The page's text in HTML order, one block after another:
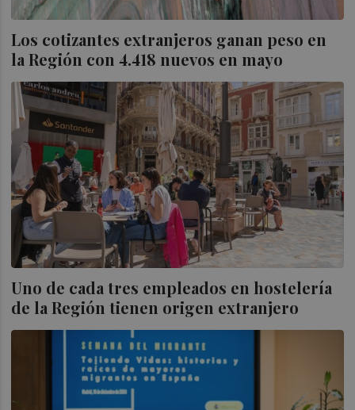
Los cotizantes extranjeros ganan peso en
la Región con 4.418 nuevos en mayo
Uno de cada tres empleados en hostelería
de la Región tienen origen extranjero